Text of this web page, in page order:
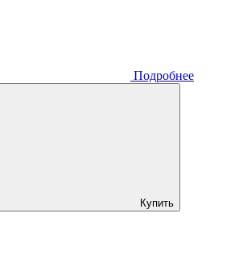
Подробнее
Купить